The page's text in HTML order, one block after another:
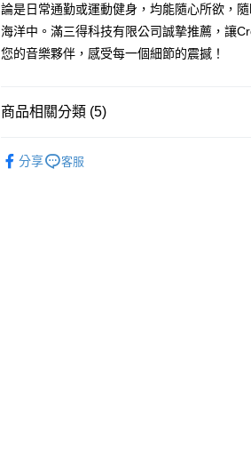
論是日常通勤或運動健身，均能隨心所欲，
海洋中。滿三得科技有限公司誠摯推薦，讓
您的音樂夥伴，感受每一個細節的震撼！
商品相關分類 (5)
分享 客服